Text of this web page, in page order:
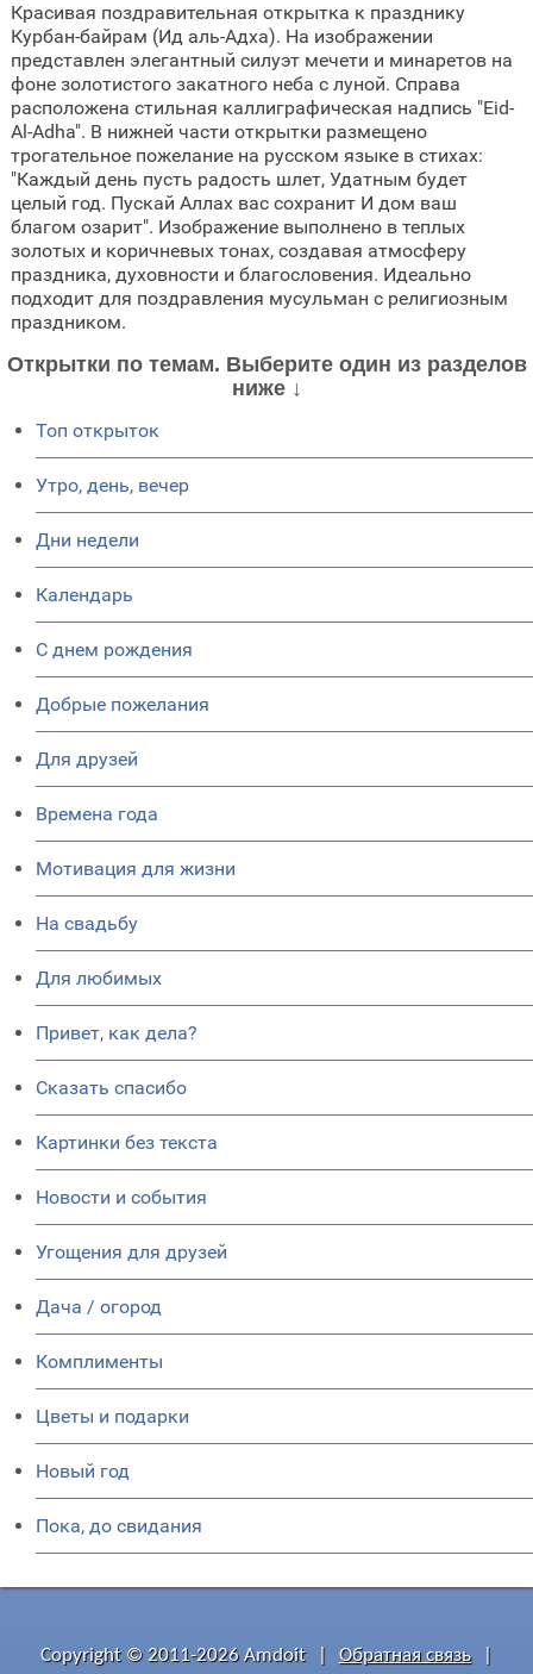
Красивая поздравительная открытка к празднику
Курбан-байрам (Ид аль-Адха). На изображении
представлен элегантный силуэт мечети и минаретов на
фоне золотистого закатного неба с луной. Справа
расположена стильная каллиграфическая надпись "Eid-
Al-Adha". В нижней части открытки размещено
трогательное пожелание на русском языке в стихах:
"Каждый день пусть радость шлет, Удатным будет
целый год. Пускай Аллах вас сохранит И дом ваш
благом озарит". Изображение выполнено в теплых
золотых и коричневых тонах, создавая атмосферу
праздника, духовности и благословения. Идеально
подходит для поздравления мусульман с религиозным
праздником.
Открытки по темам. Выберите один из разделов
ниже ↓
Топ открыток
Утро, день, вечер
Дни недели
Календарь
C днем рождения
Добрые пожелания
Для друзей
Времена года
Мотивация для жизни
На свадьбу
Для любимых
Привет, как дела?
Сказать спасибо
Картинки без текста
Новости и события
Угощения для друзей
Дача / огород
Комплименты
Цветы и подарки
Новый год
Пока, до свидания
Copyright © 2011-2026 Amdoit Обратная связь